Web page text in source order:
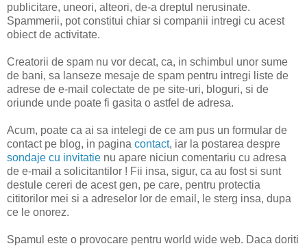
publicitare, uneori, alteori, de-a dreptul nerusinate.
Spammerii, pot constitui chiar si companii intregi cu acest
obiect de activitate.
Creatorii de spam nu vor decat, ca, in schimbul unor sume
de bani, sa lanseze mesaje de spam pentru intregi liste de
adrese de e-mail colectate de pe site-uri, bloguri, si de
oriunde unde poate fi gasita o astfel de adresa.
Acum, poate ca ai sa intelegi de ce am pus un formular de
contact pe blog, in pagina contact, iar la postarea despre
sondaje cu invitatie nu apare niciun comentariu cu adresa
de e-mail a solicitantilor ! Fii insa, sigur, ca au fost si sunt
destule cereri de acest gen, pe care, pentru protectia
cititorilor mei si a adreselor lor de email, le sterg insa, dupa
ce le onorez.
Spamul este o provocare pentru world wide web. Daca doriti